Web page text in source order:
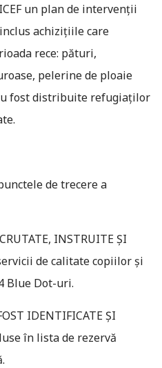
un plan de intervenții
achizițiile care
rece: pături,
pelerine de ploaie
fost distribuite refugiaților
de trecere a
INSTRUITE ȘI
de calitate copiilor și
Blue Dot-uri.
IDENTIFICATE ȘI
în lista de rezervă